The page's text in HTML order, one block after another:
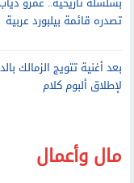
بسلسلة تاريخية.. عمرو
تصدره قائمة بيلبورد عربية
بعد أغنية تتويج الزمالك
لإطلاق ألبوم كلام
مال وأعمال